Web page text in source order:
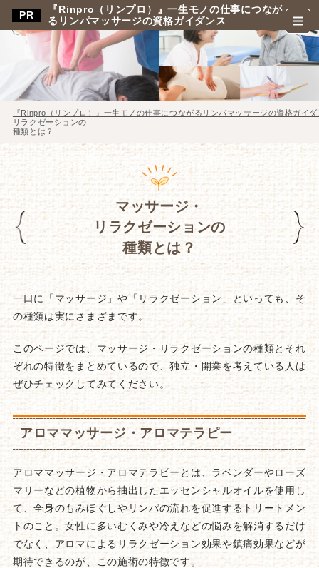
『Rinpro（リンプロ）』一生モノの仕事につなが
るリンパマッサージの資格ガイダンス
『Rinpro（リンプロ）』一生モノの仕事につながるリンパマッサージの資格ガイ
リラクゼーションの
種類とは？
マッサージ・
リラクゼーションの
種類とは？
一口に「マッサージ」や「リラクゼーション」といっても、そ
の種類は実にさまざまです。
このページでは、マッサージ・リラクゼーションの種類とそれ
ぞれの特徴をまとめているので、独立・開業を考えている人は
ぜひチェックしてみてください。
アロママッサージ・アロマテラピー
アロママッサージ・アロマテラピーとは、ラベンダーやローズ
マリーなどの植物から抽出したエッセンシャルオイルを使用し
て、全身のもみほぐしやリンパの流れを促進するトリートメン
トのこと。女性に多いむくみや冷えなどの悩みを解消するだけ
でなく、アロマによるリラクゼーション効果や鎮痛効果などが
期待できるのが、この施術の特徴です。